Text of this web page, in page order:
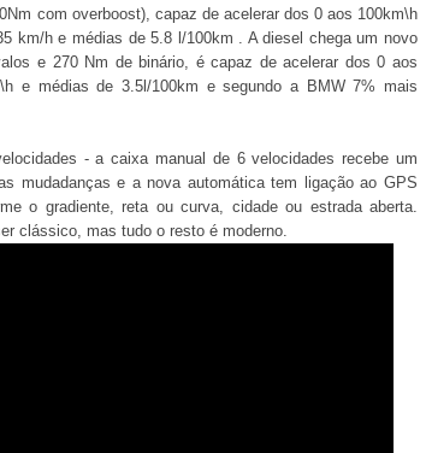
com overboost), capaz de acelerar dos 0 aos 100km\h
km/h e médias de 5.8 l/100km . A diesel chega um novo
e 270 Nm de binário, é capaz de acelerar dos 0 aos
e médias de 3.5l/100km e segundo a BMW 7% mais
- a caixa manual de 6 velocidades recebe um
mudadanças e a nova automática tem ligação ao GPS
o gradiente, reta ou curva, cidade ou estrada aberta.
clássico, mas tudo o resto é moderno.